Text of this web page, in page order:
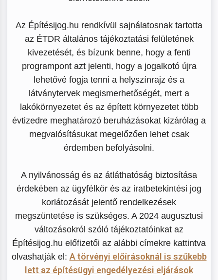
Az Építésijog.hu rendkívül sajnálatosnak tartotta
az ÉTDR általános tájékoztatási felületének
kivezetését, és bízunk benne, hogy a fenti
programpont azt jelenti, hogy a jogalkotó újra
lehetővé fogja tenni a helyszínrajz és a
látványtervek megismerhetőségét, mert a
lakókörnyezetet és az épített környezetet több
évtizedre meghatározó beruházásokat kizárólag a
megvalósításukat megelőzően lehet csak
érdemben befolyásolni.
A nyilvánosság és az átláthatóság biztosítása
érdekében az ügyfélkör és az iratbetekintési jog
korlátozását jelentő rendelkezések
megszüntetése is szükséges. A 2024 augusztusi
változásokról szóló tájékoztatóinkat az
Építésijog.hu előfizetői az alábbi címekre kattintva
olvashatják el: A törvényi előírásoknál is szűkebb
lett az építésügyi engedélyezési eljárások